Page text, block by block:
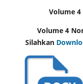
Volume 4
Volume 4
Silahkan